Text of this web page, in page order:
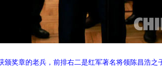
奖章的老兵，前排右二是红军著名将领陈昌浩之